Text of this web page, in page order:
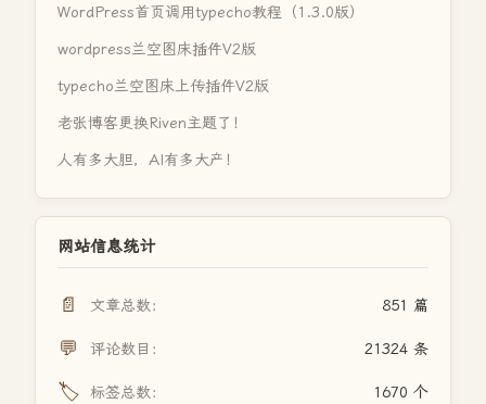
WordPress首页调用typecho教程（1.3.0版）
wordpress兰空图床插件V2版
typecho兰空图床上传插件V2版
老张博客更换Riven主题了！
人有多大胆，AI有多大产！
网站信息统计
📄 文章总数： 851 篇
💬 评论数目： 21324 条
🏷️ 标签总数： 1670 个